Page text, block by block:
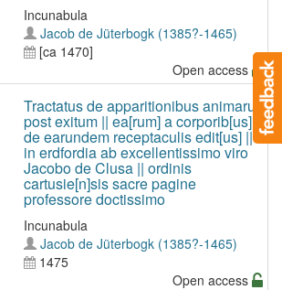
Incunabula
Jacob de Jüterbogk (1385?-1465)
[ca 1470]
Open access
Tractatus de apparitionibus animarum
post exitum || ea[rum] a corporib[us] et
de earundem receptaculis edit[us] ||
in erdfordia ab excellentissimo viro
Jacobo de Clusa || ordinis
cartusie[n]sis sacre pagine
professore doctissimo
Incunabula
Jacob de Jüterbogk (1385?-1465)
1475
Open access